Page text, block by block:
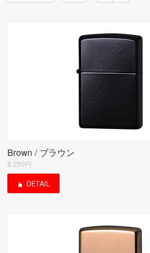
Brown / ブラウン
8,250円
DETAIL